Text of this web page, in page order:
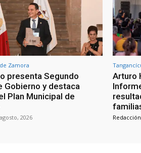
Zamora
presenta Segundo
Gobierno y destaca
Plan Municipal de
2026
Arturo
Redacción